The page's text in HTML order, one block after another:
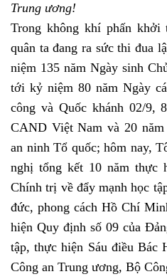
Trung ương!
Trong không khí phấn khởi
quân ta đang ra sức thi đua
niệm 135 năm Ngày sinh
tới kỷ niệm 80 năm Ngày
công và Quốc khánh 02/9,
CAND Việt Nam và 20
an ninh Tổ quốc; hôm nay,
nghị tổng kết 10 năm thực
Chính trị về đẩy mạnh học
đức, phong cách Hồ Chí
hiện Quy định số 09 của
tập, thực hiện Sáu điều
Công an Trung ương, Bộ